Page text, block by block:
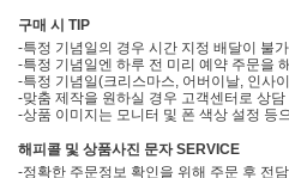
구매 시 TIP
-특정 기념일의 경우 시간 지정 배달이 불
-특정 기념일엔 하루 전 미리 예약 주문을
-특정 기념일(크리스마스, 어버이날, 인사
-맞춤 제작을 원하실 경우 고객센터로 상담
-상품 이미지는 모니터 및 폰 색상 설정 등
해피콜 및 상품사진 문자 SERVICE
-정확한 주문정보 확인을 위해 주문 후 전